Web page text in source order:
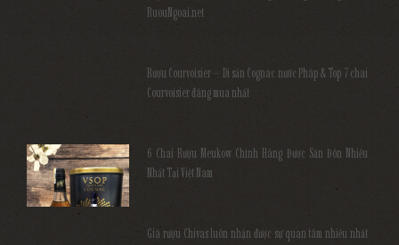
RuouNgoai.net
Rượu Courvoisier – Di sản Cognac nước Pháp & Top 7 chai
Courvoisier đáng mua nhất
6 Chai Rượu Meukow Chính Hãng Được Săn Đón Nhiều
Nhất Tại Việt Nam
Giá rượu Chivas luôn nhận được sự quan tâm nhiều nhất